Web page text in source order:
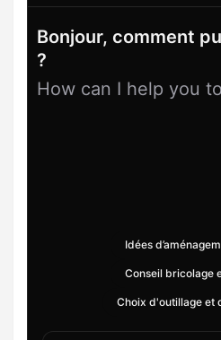
Bonjour, comment
?
How can I help you
Idées
Conseil bricolage
Choix d'outillage et